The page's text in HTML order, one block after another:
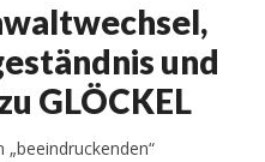
und
GLÖCKEL
„beeindruckenden“